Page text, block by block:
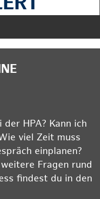
HPA? Kann ich
viel Zeit muss
einplanen?
Fragen rund
findest du in den